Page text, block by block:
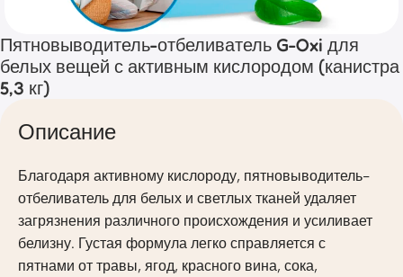
Пятновыводитель-отбеливатель G-Oxi для
белых вещей с активным кислородом (канистра
5,3 кг)
Описание
Благодаря активному кислороду, пятновыводитель-
отбеливатель для белых и светлых тканей удаляет
загрязнения различного происхождения и усиливает
белизну. Густая формула легко справляется с
пятнами от травы, ягод, красного вина, сока,